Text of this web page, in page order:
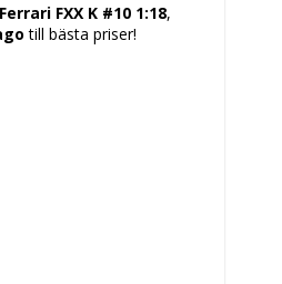
FXX K #10 1:18,
till bästa priser!